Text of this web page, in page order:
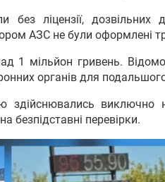
ліцензії, дозвільних
АЗС не були оформлені
мільйон гривень.
органів для
виключно
безпідставні перевірки.